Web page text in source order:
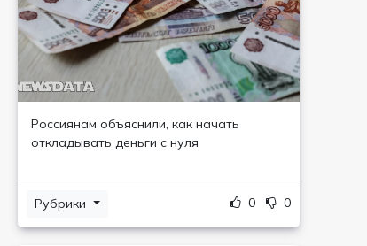
Россиянам объяснили, как начать
откладывать деньги с нуля
Рубрики 0 0